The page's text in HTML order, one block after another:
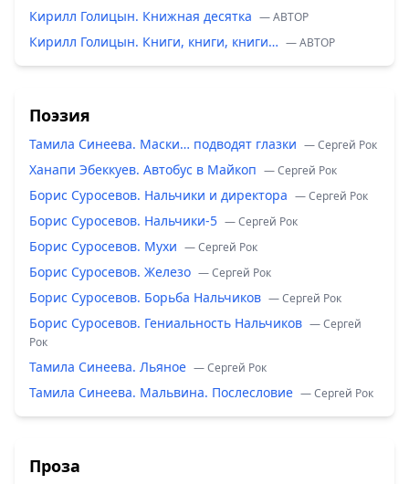
Кирилл Голицын. Книжная десятка — ABTOP
Кирилл Голицын. Книги, книги, книги… — ABTOP
Поэзия
Тамила Синеева. Маски… подводят глазки — Сергей Рок
Ханапи Эбеккуев. Автобус в Майкоп — Сергей Рок
Борис Суросевов. Нальчики и директора — Сергей Рок
Борис Суросевов. Нальчики-5 — Сергей Рок
Борис Суросевов. Мухи — Сергей Рок
Борис Суросевов. Железо — Сергей Рок
Борис Суросевов. Борьба Нальчиков — Сергей Рок
Борис Суросевов. Гениальность Нальчиков — Сергей
Рок
Тамила Синеева. Льяное — Сергей Рок
Тамила Синеева. Мальвина. Послесловие — Сергей Рок
Проза